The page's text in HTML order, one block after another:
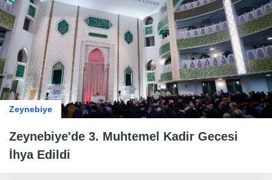
Zeynebiye
Zeynebiye'de 3. Muhtemel Kadir Gecesi
İhya Edildi